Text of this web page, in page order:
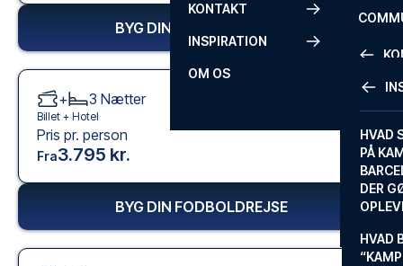
KONTAKT
FAQ
INSPIRATION
HVAD
PÅ
DER
HVAD
OM OS
BYG DIN FODBOLDREJSE
+ 3 Nætter
Billet + Hotel
Pris pr. person
Fra3.795 kr.
BYG DIN FODBOLDREJSE